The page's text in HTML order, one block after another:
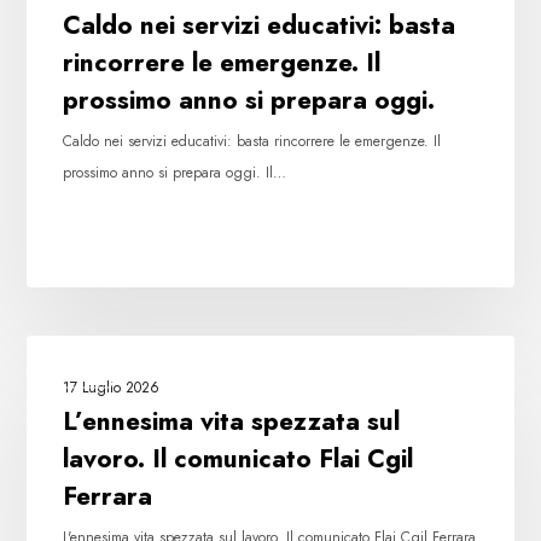
oggi.Caldo nei servizi educativi: basta
rincorrere le emergenze. Il
prossimo anno si prepara oggi.
Caldo nei servizi educativi: basta rincorrere le emergenze. Il
prossimo anno si prepara oggi. Il…
spezzata
lavoro.
17 Luglio 2026
L’ennesima vita spezzata sul
lavoro. Il comunicato Flai Cgil
Ferrara